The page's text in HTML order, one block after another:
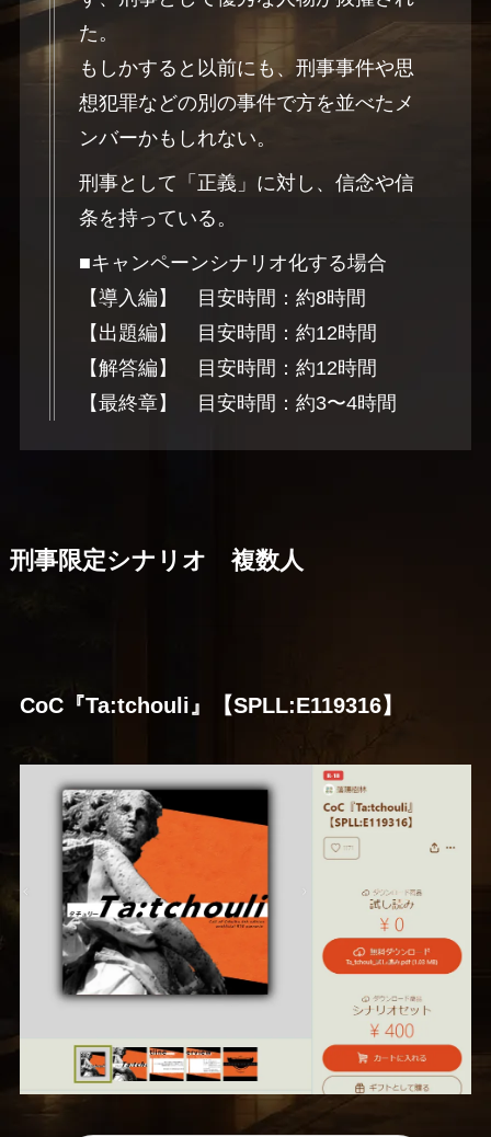
た。
もしかすると以前にも、刑事事件や思
想犯罪などの別の事件で方を並べたメ
ンバーかもしれない。
刑事として「正義」に対し、信念や信
条を持っている。
■キャンペーンシナリオ化する場合
【導入編】 目安時間：約8時間
【出題編】 目安時間：約12時間
【解答編】 目安時間：約12時間
【最終章】 目安時間：約3〜4時間
刑事限定シナリオ 複数人
CoC『Ta:tchouli』【SPLL:E119316】